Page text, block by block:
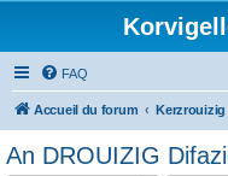
FAQ
Accueil du forum
An DROUIZIG